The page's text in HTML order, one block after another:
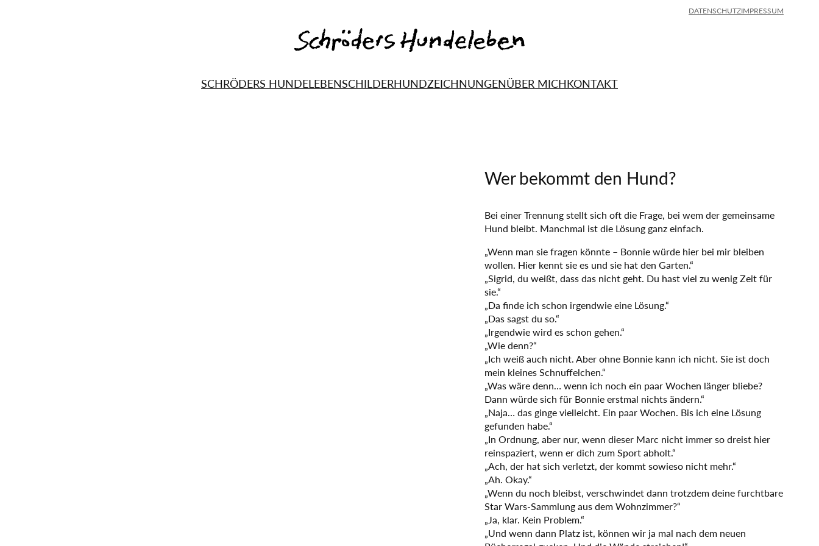
DATENSCHUTZIMPRESSUM
SCHRÖDERS HUNDELEBENSCHILDERHUNDZEICHNUNGENÜBER MICHKONTAKT
Wer bekommt den Hund?
Bei einer Trennung stellt sich oft die Frage, bei wem der gemeinsame
Hund bleibt. Manchmal ist die Lösung ganz einfach.
„Wenn man sie fragen könnte – Bonnie würde hier bei mir bleiben
wollen. Hier kennt sie es und sie hat den Garten.“
„Sigrid, du weißt, dass das nicht geht. Du hast viel zu wenig Zeit für
sie.“
„Da finde ich schon irgendwie eine Lösung.“
„Das sagst du so.“
„Irgendwie wird es schon gehen.“
„Wie denn?“
„Ich weiß auch nicht. Aber ohne Bonnie kann ich nicht. Sie ist doch
mein kleines Schnuffelchen.“
„Was wäre denn… wenn ich noch ein paar Wochen länger bliebe?
Dann würde sich für Bonnie erstmal nichts ändern.“
„Naja… das ginge vielleicht. Ein paar Wochen. Bis ich eine Lösung
gefunden habe.“
„In Ordnung, aber nur, wenn dieser Marc nicht immer so dreist hier
reinspaziert, wenn er dich zum Sport abholt.“
„Ach, der hat sich verletzt, der kommt sowieso nicht mehr.“
„Ah. Okay.“
„Wenn du noch bleibst, verschwindet dann trotzdem deine furchtbare
Star Wars-Sammlung aus dem Wohnzimmer?“
„Ja, klar. Kein Problem.“
„Und wenn dann Platz ist, können wir ja mal nach dem neuen